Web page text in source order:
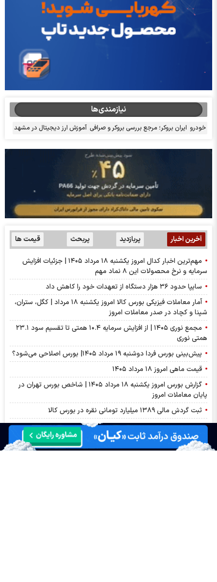
نیازمندی‌ها
خودرو ایران بروکر؛ مرجع بررسی بروکر و صرافی آموزش ارز دیجیتال در مشهد
آخرین اخبار پربازدید پربحث قیمت ها
مهم‌ترین اخبار کدال امروز یکشنبه ۱۸ مرداد ۱۴۰۵ | جزئیات افزایش
سرمایه و نرخ محصولات این ۸ نماد مهم
سایپا حدود ۳۶ هزار دستگاه از تعهدات خود را کاهش داد
آمار معاملات فیزیکی بورس کالا امروز یکشنبه ۱۸ مرداد | کگل، ستران،
شپنا و کچاد در صدر معاملات امروز
مجمع نوری ۱۴۰۵ | از افزایش سرمایه ۱۰.۴ همتی تا تقسیم سود ۲۳.۱
همتی نوری
پیش‌بینی بورس فردا دوشنبه ۱۹ مرداد ۱۴۰۵| بورس اصلاحی می‌شود؟
قیمت ماهی امروز ۱۸ مرداد ۱۴۰۵
گزارش بورس امروز یکشنبه ۱۸ مرداد ۱۴۰۵ | شاخص بورس تهران در
پایان معاملات امروز
ثبت گردش مالی ۱۳۸۹ میلیارد تومانی نقره در بورس کالا
ارزش معاملات صندوق های طلا به ۹.۵ همت رسید
ثبت ارزش ۱۲۴ میلیارد تومانی معاملات زعفران در بورس کالا